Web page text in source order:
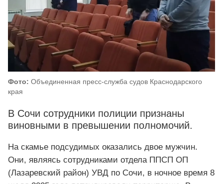
Фото: Объединенная пресс-служба судов Краснодарского
края
В Сочи сотрудники полиции признаны
виновными в превышении полномочий.
На скамье подсудимых оказались двое мужчин.
Они, являясь сотрудниками отдела ППСП ОП
(Лазаревский район) УВД по Сочи, в ночное время 8